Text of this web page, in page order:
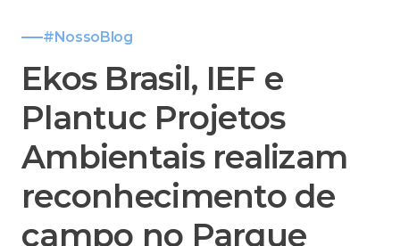
#NossoBlog
Ekos Brasil, IEF e
Plantuc Projetos
Ambientais realizam
reconhecimento de
campo no Parque